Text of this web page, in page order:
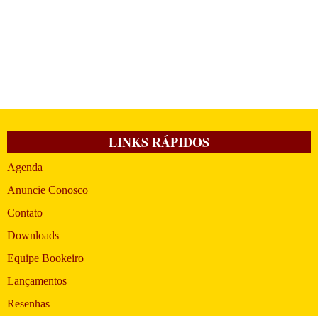
LINKS RÁPIDOS
Agenda
Anuncie Conosco
Contato
Downloads
Equipe Bookeiro
Lançamentos
Resenhas